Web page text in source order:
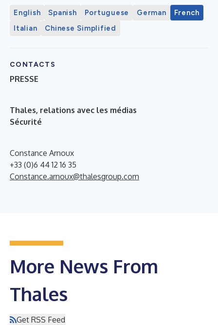
English Spanish Portuguese German
French
Italian
Chinese Simplified
CONTACTS
PRESSE
Thales, relations avec les médias
Sécurité
Constance Arnoux
+33 (0)6 44 12 16 35
Constance.arnoux@thalesgroup.com
More News From
Thales
Get RSS Feed